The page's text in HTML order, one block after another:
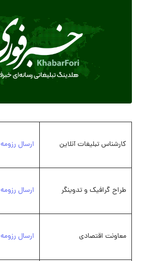
کارشناس تبلیغات آنلاین ارسال
طراح گرافیک و تدوینگر ارسال
معاونت اقتصادی ارسال